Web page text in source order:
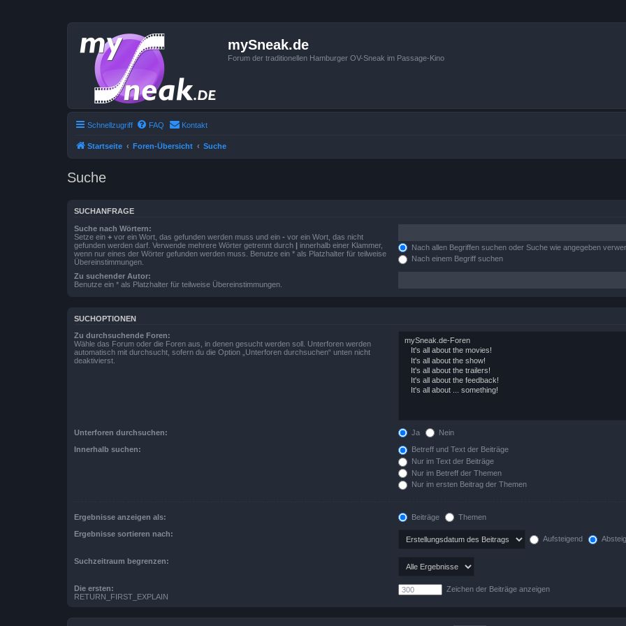
mySneak.de
Forum der traditionellen Hamburger OV-Sneak im Passage-Kino
Schnellzugriff FAQ Kontakt
Startseite Foren-Übersicht Suche
Suche
SUCHANFRAGE
Suche nach Wörtern:
Setze ein + vor ein Wort, das gefunden werden muss und ein - vor ein Wort, das nicht
gefunden werden darf. Verwende mehrere Wörter getrennt durch | innerhalb einer Klammer,
wenn nur eines der Wörter gefunden werden muss. Benutze ein * als Platzhalter für teilweise
Übereinstimmungen.
Nach allen Begriffen suchen oder Suche wie angegeben
Nach einem Begriff suchen
Zu suchender Autor:
Benutze ein * als Platzhalter für teilweise Übereinstimmungen.
SUCHOPTIONEN
Zu durchsuchende Foren:
Wähle das Forum oder die Foren aus, in denen gesucht werden soll. Unterforen werden
automatisch mit durchsucht, sofern du die Option „Unterforen durchsuchen“ unten nicht
deaktivierst.
Unterforen durchsuchen: Ja Nein
Innerhalb suchen:
Betreff und Text der Beiträge
Nur im Text der Beiträge
Nur im Betreff der Themen
Nur im ersten Beitrag der Themen
Ergebnisse anzeigen als: Beiträge Themen
Ergebnisse sortieren nach:
Aufsteigend
Suchzeitraum begrenzen:
Die ersten:
RETURN_FIRST_EXPLAIN
Zeichen der Beiträge anzeigen